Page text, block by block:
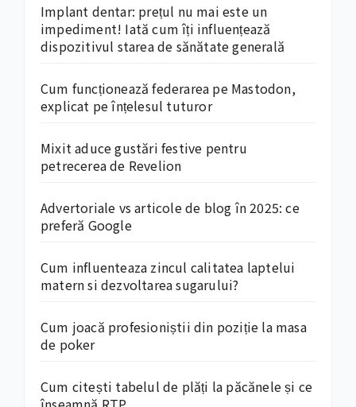
Implant dentar: prețul nu mai este un
impediment! Iată cum îți influențează
dispozitivul starea de sănătate generală
Cum funcționează federarea pe Mastodon,
explicat pe înțelesul tuturor
Mixit aduce gustări festive pentru
petrecerea de Revelion
Advertoriale vs articole de blog în 2025: ce
preferă Google
Cum influenteaza zincul calitatea laptelui
matern si dezvoltarea sugarului?
Cum joacă profesioniștii din poziție la masa
de poker
Cum citești tabelul de plăți la păcănele și ce